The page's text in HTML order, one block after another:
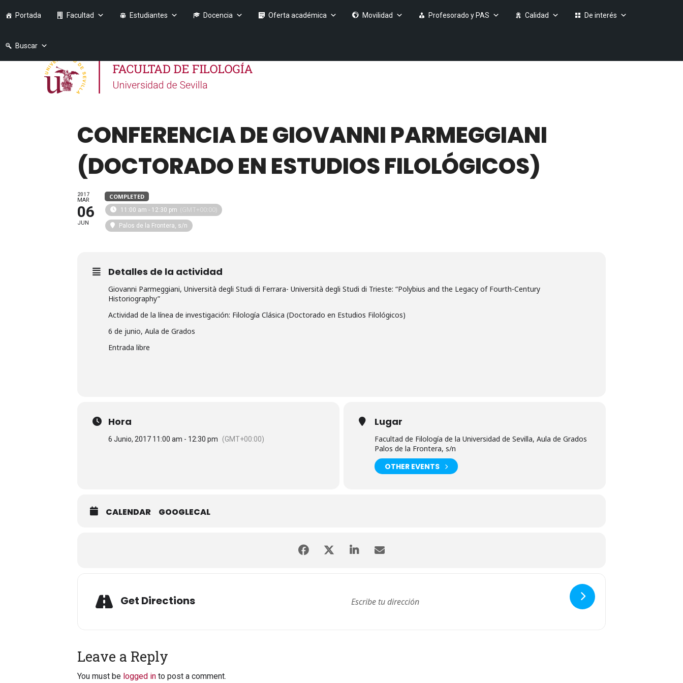
Portada Facultad Estudiantes Docencia Oferta académica Movilidad Profesorado y PAS Calidad De interés
Buscar
CONFERENCIA DE GIOVANNI PARMEGGIANI
(DOCTORADO EN ESTUDIOS FILOLÓGICOS)
2017
MAR
06
JUN
COMPLETED
11:00 am - 12:30 pm (GMT+00:00)
Palos de la Frontera, s/n
Detalles de la actividad
Giovanni Parmeggiani, Università degli Studi di Ferrara- Università degli Studi di Trieste: “Polybius and the Legacy of Fourth-Century
Historiography”
Actividad de la línea de investigación: Filología Clásica (Doctorado en Estudios Filológicos)
6 de junio, Aula de Grados
Entrada libre
Hora
6 Junio, 2017 11:00 am - 12:30 pm (GMT+00:00)
Lugar
Facultad de Filología de la Universidad de Sevilla, Aula de Grados
Palos de la Frontera, s/n
OTHER EVENTS
CALENDAR GOOGLECAL
Get Directions
Leave a Reply
You must be logged in to post a comment.